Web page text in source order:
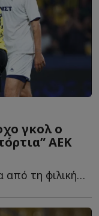
γκολ ο
ΑΕΚ
Δείτε τα καλύτερα στιγμιότυπα από τη φιλική νίκη της Έ...